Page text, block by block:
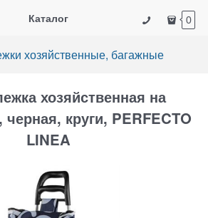
Каталог 0
хозяйственные, багажные
хозяйственная на
черная, круги, PERFECTO
LINEA